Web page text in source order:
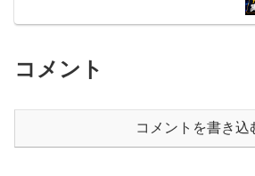
コメント
コメントを書き込